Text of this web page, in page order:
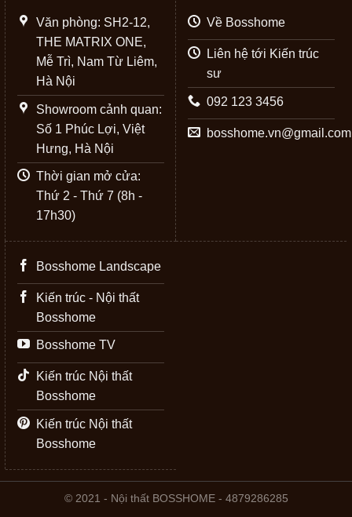
Văn phòng: SH2-12,
THE MATRIX ONE,
Mễ Trì, Nam Từ Liêm,
Hà Nội
Showroom cảnh quan:
Số 1 Phúc Lợi, Việt
Hưng, Hà Nội
Thời gian mở cửa:
Thứ 2 - Thứ 7 (8h -
17h30)
Về Bosshome
Liên hệ tới Kiến trúc
sư
092 123 3456
bosshome.vn@gmail.com
Bosshome Landscape
Kiến trúc - Nội thất
Bosshome
Bosshome TV
Kiến trúc Nội thất
Bosshome
Kiến trúc Nội thất
Bosshome
© 2021 - Nội thất BOSSHOME - 4879286285